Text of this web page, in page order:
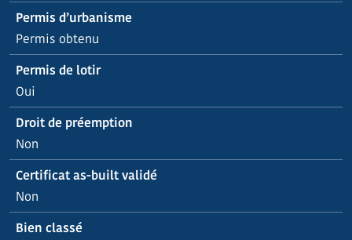
Permis d’urbanisme
Permis obtenu
Permis de lotir
Oui
Droit de préemption
Non
Certificat as-built validé
Non
Bien classé